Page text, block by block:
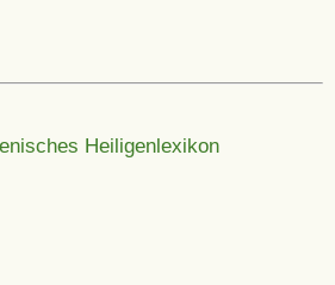
Heiligenlexikon